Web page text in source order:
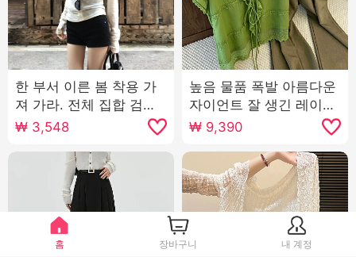
한 부서 이른 봄 착용 가
져 가라. 전체 집합 검정
색 캐미솔 여름 자외선 차
단 긴팔 블라우스 맨위 캐
주얼 세트 여성
₩ 3,548
높음 물품 폭발 아름다운
자이언트 잘 생긴 레이스
프릴 칼라 패치워크 반팔
₩ 9,390
홈 장바구니 내 계정